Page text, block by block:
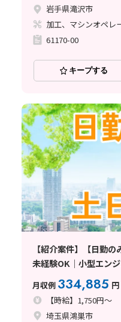
岩手県滝沢市
加工、マシンオペレ
61170-00
キープする
【紹介案件】【日勤
未経験OK｜小型エン
円以上可｜マイカー通
月収例 334,885 円
【時給】1,750円～
埼玉県鴻巣市